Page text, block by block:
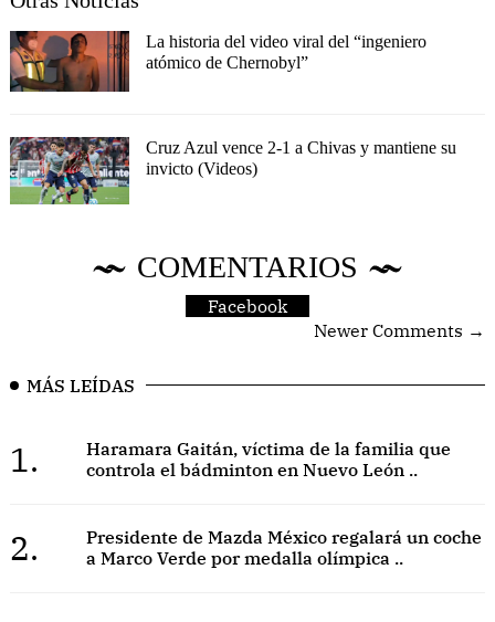
La historia del video viral del “ingeniero
atómico de Chernobyl”
Cruz Azul vence 2-1 a Chivas y mantiene su
invicto (Videos)
COMENTARIOS
Facebook
Newer Comments →
MÁS LEÍDAS
1.
Haramara Gaitán, víctima de la familia que
controla el bádminton en Nuevo León ..
2.
Presidente de Mazda México regalará un coche
a Marco Verde por medalla olímpica ..